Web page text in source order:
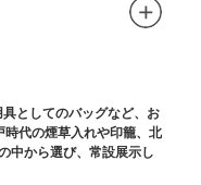
年に「藏前神社」へと改
軍家祈願所の一社として
表する名社のひとつに数
落語の演目にある「元
です。
としてのバッグなど、お
代の煙草入れや印籠、北
中から選び、常設展示し